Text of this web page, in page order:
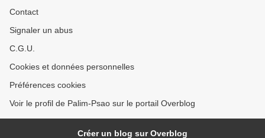
Contact
Signaler un abus
C.G.U.
Cookies et données personnelles
Préférences cookies
Voir le profil de Palim-Psao sur le portail Overblog
Créer un blog sur Overblog